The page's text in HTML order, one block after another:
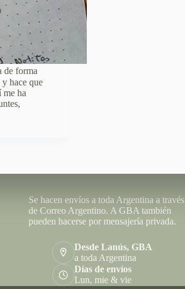
de forma
hace que
me ha
Se hacen envíos a toda Argentina a través
de Correo Argentino. A GBA también
pueden hacerse por mensajería privada.
Desde Lanús, GBA
a toda Argentina
Días de envíos
Lun, mie & vie